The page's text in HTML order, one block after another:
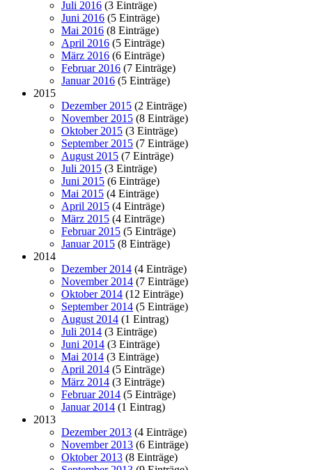
Juli 2016 (3 Einträge)
Juni 2016 (5 Einträge)
Mai 2016 (8 Einträge)
April 2016 (5 Einträge)
März 2016 (6 Einträge)
Februar 2016 (7 Einträge)
Januar 2016 (5 Einträge)
2015
Dezember 2015 (2 Einträge)
November 2015 (8 Einträge)
Oktober 2015 (3 Einträge)
September 2015 (7 Einträge)
August 2015 (7 Einträge)
Juli 2015 (3 Einträge)
Juni 2015 (6 Einträge)
Mai 2015 (4 Einträge)
April 2015 (4 Einträge)
März 2015 (4 Einträge)
Februar 2015 (5 Einträge)
Januar 2015 (8 Einträge)
2014
Dezember 2014 (4 Einträge)
November 2014 (7 Einträge)
Oktober 2014 (12 Einträge)
September 2014 (5 Einträge)
August 2014 (1 Eintrag)
Juli 2014 (3 Einträge)
Juni 2014 (3 Einträge)
Mai 2014 (3 Einträge)
April 2014 (5 Einträge)
März 2014 (3 Einträge)
Februar 2014 (5 Einträge)
Januar 2014 (1 Eintrag)
2013
Dezember 2013 (4 Einträge)
November 2013 (6 Einträge)
Oktober 2013 (8 Einträge)